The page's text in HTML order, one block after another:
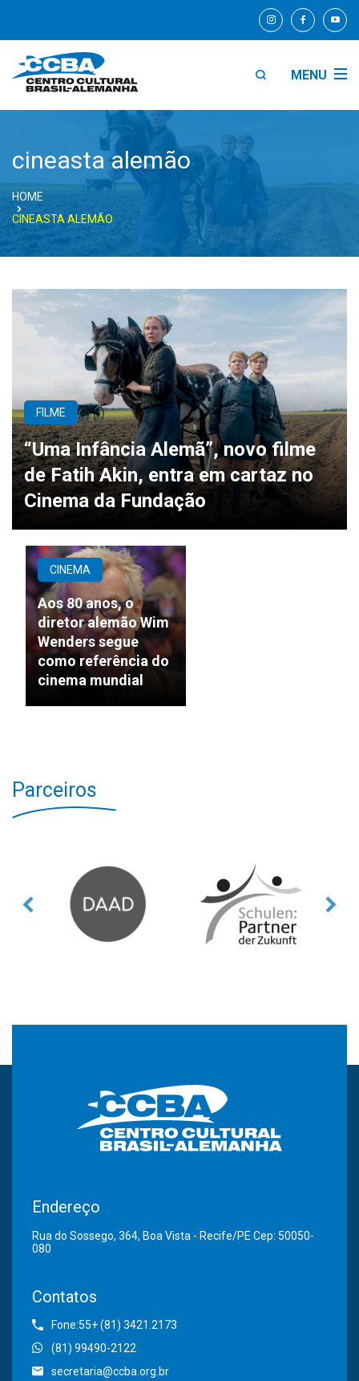
MENU
cineasta alemão
HOME
CINEASTA ALEMÃO
FILME
“Uma Infância Alemã”, novo filme
de Fatih Akin, entra em cartaz no
Cinema da Fundação
CINEMA
Aos 80 anos, o
diretor alemão Wim
Wenders segue
como referência do
cinema mundial
Parceiros
Endereço
Rua do Sossego, 364, Boa Vista - Recife/PE Cep: 50050-
080
Contatos
Fone:55+ (81) 3421.2173
(81) 99490-2122
secretaria@ccba.org.br